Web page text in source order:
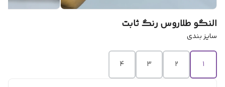
النگو طلاروس رنگ ثابت
سایز بندی
1
2
3
4